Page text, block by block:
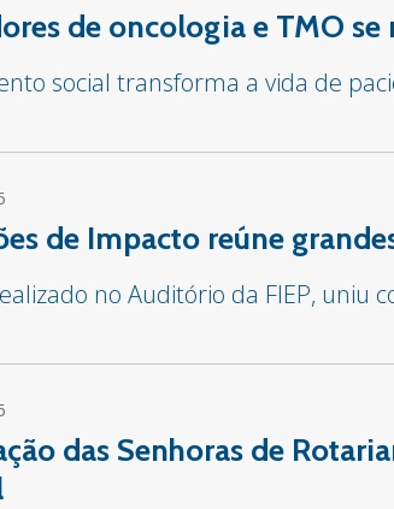
de oncologia e TMO
social transforma a vida de
de Impacto reúne
no Auditório da FIEP,
das Senhoras de